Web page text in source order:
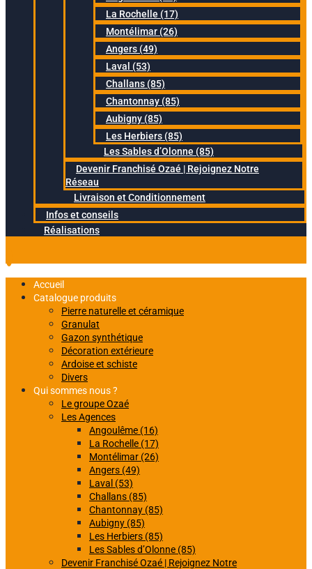
La Rochelle (17)
Montélimar (26)
Angers (49)
Laval (53)
Challans (85)
Chantonnay (85)
Aubigny (85)
Les Herbiers (85)
Les Sables d’Olonne (85)
Devenir Franchisé Ozaé | Rejoignez Notre
Réseau
Livraison et Conditionnement
Infos et conseils
Réalisations
Accueil
Catalogue produits
Pierre naturelle et céramique
Granulat
Gazon synthétique
Décoration extérieure
Ardoise et schiste
Divers
Qui sommes nous ?
Le groupe Ozaé
Les Agences
Angoulême (16)
La Rochelle (17)
Montélimar (26)
Angers (49)
Laval (53)
Challans (85)
Chantonnay (85)
Aubigny (85)
Les Herbiers (85)
Les Sables d’Olonne (85)
Devenir Franchisé Ozaé | Rejoignez Notre